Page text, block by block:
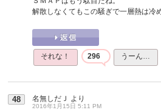
解散しなくてもこの騒ぎで一層熱は冷
それな！ 296 うーん…
48 名無しだＪ より
2016年1月15日 5:11 PM